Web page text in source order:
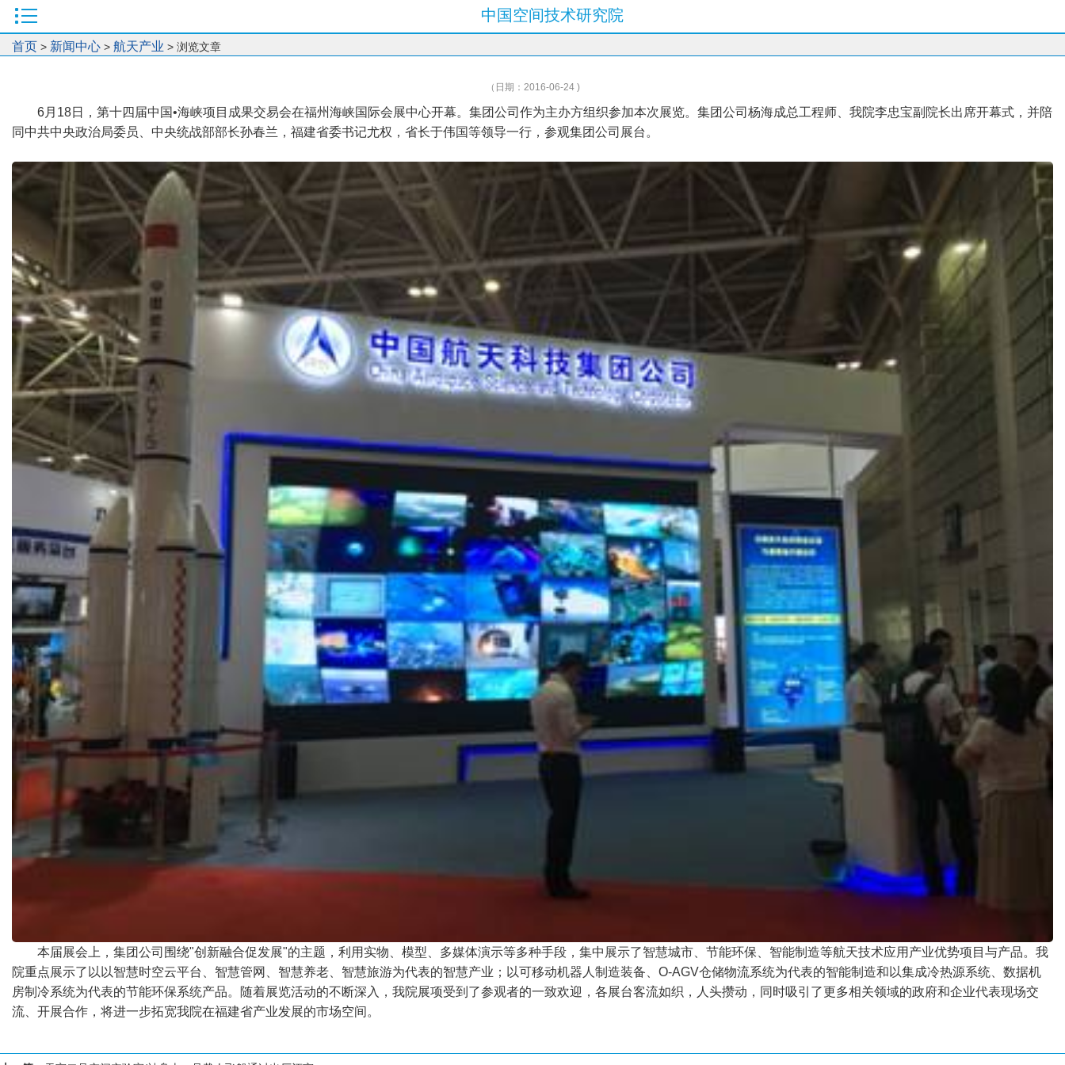
中国空间技术研究院
首页 > 新闻中心 > 航天产业 > 浏览文章
（日期：2016-06-24 )
6月18日，第十四届中国•海峡项目成果交易会在福州海峡国际会展中心开幕。集团公司作为主办方组织参加本次展览。集团公司杨海成总工程师、我院李忠宝副院长出席开幕式，并陪
同中共中央政治局委员、中央统战部部长孙春兰，福建省委书记尤权，省长于伟国等领导一行，参观集团公司展台。
本届展会上，集团公司围绕"创新融合促发展"的主题，利用实物、模型、多媒体演示等多种手段，集中展示了智慧城市、节能环保、智能制造等航天技术应用产业优势项目与产品。我
院重点展示了以以智慧时空云平台、智慧管网、智慧养老、智慧旅游为代表的智慧产业；以可移动机器人制造装备、O-AGV仓储物流系统为代表的智能制造和以集成冷热源系统、数据机
房制冷系统为代表的节能环保系统产品。随着展览活动的不断深入，我院展项受到了参观者的一致欢迎，各展台客流如织，人头攒动，同时吸引了更多相关领域的政府和企业代表现场交
流、开展合作，将进一步拓宽我院在福建省产业发展的市场空间。